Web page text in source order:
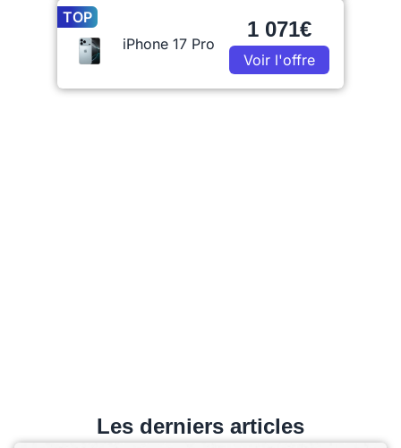
TOP
iPhone 17 Pro
1 071€
Voir l'offre
Les derniers articles